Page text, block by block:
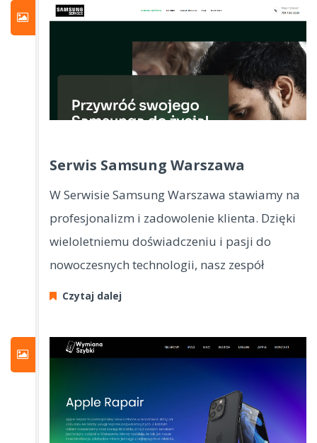
Serwis Samsung Warszawa
W Serwisie Samsung Warszawa stawiamy na
profesjonalizm i zadowolenie klienta. Dzięki
wieloletniemu doświadczeniu i pasji do
nowoczesnych technologii, nasz zespół
Czytaj dalej